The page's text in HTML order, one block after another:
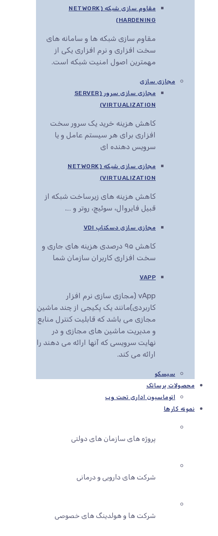
مقاوم سازی شبکه (NETWORK
HARDENING)
مقاوم سازی شبکه ها و سامانه های
سخت افزاری و نرم افزاری یکی از
مهمترین اصول امنیت شبکه است.
مجازی سازی
مجازی سازی سرور (SERVER
VIRTUALIZATION)
کاهش هزینه خرید یک سرور سخت
افزاری برای هر سیستم عامل و یا
سرویس دهنده ای
مجازی سازی شبکه (NETWORK
VIRTUALIZATION)
کاهش هزینه های زیرساخت شبکه از
قبیل فایروال، سوئیچ، روتر و ….
مجازی سازی دسکتاپ VDI
کاهش ۹۵ درصدی هزینه های جاری و
سخت افزاری کاربران سازمان شما
VAPP
vApp (مجازی سازی نرم افزار
کاربردی)مانند یک پکیجی از چند ماشین
مجازی می باشد که قابلیت کنترل منابع
و مدیریت ماشین های مجازی و در
نهایت سرویسی که آنها ارائه می دهند را
ارائه می کند.
سیسکو
محصولات پرساتک
اتوماسیون اداری تحت وب
نمونه کارها
پروژه های سازمان های دولتی
شرکت های دارویی و درمانی
شرکت ها و هولدینگ های خصوصی